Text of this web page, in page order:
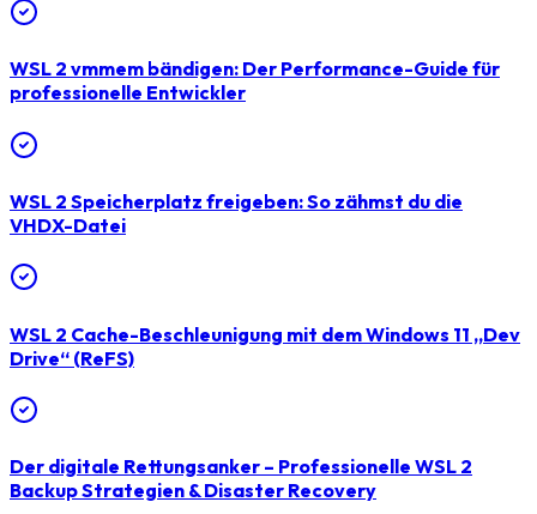
WSL 2 vmmem bändigen: Der Performance-Guide für
professionelle Entwickler
WSL 2 Speicherplatz freigeben: So zähmst du die
VHDX-Datei
WSL 2 Cache-Beschleunigung mit dem Windows 11 „Dev
Drive“ (ReFS)
Der digitale Rettungsanker – Professionelle WSL 2
Backup Strategien & Disaster Recovery